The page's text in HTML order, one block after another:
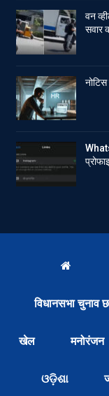
वन
सवार
विधानसभा चुनाव
खेल मनोरंजन
ଓଡ଼ିଶା